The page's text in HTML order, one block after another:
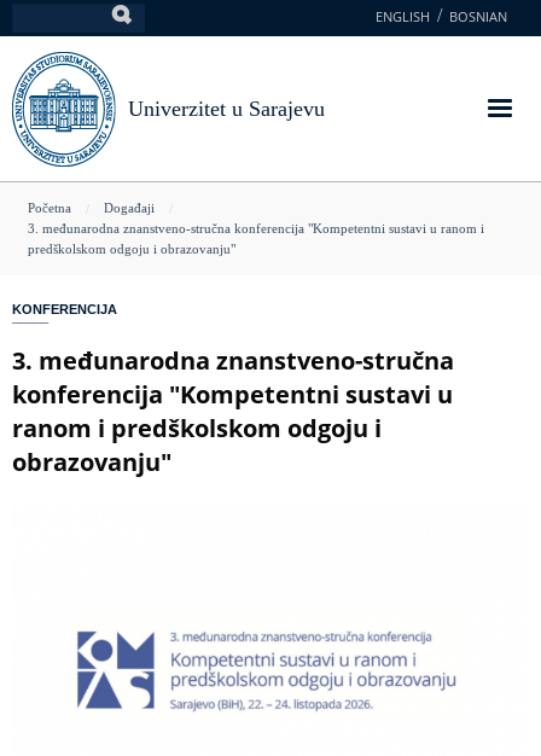
na
glavni
sadržaj
ENGLISH BOSNIAN
Univerzitet u Sarajevu
You
are
Početna
Događaji
3. međunarodna znanstveno-stručna konferencija "Kompetentni sustavi u ranom i
predškolskom odgoju i obrazovanju"
KONFERENCIJA
3. međunarodna znanstveno-stručna
konferencija "Kompetentni sustavi u
ranom i predškolskom odgoju i
obrazovanju"